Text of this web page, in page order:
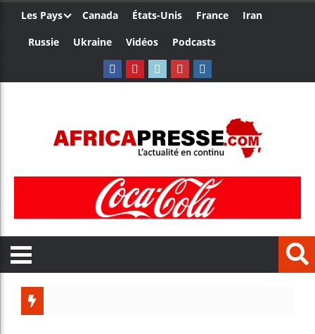
Les Pays Canada États-Unis France
Iran
Russie
Ukraine Vidéos Podcasts